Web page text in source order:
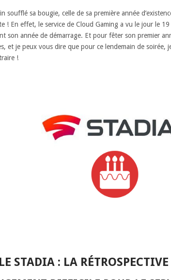
soufflé sa bougie, celle de sa première année
! En effet, le service de Cloud Gaming a vu le jour le
son année de démarrage. Et pour fêter son premier
et je peux vous dire que pour ce lendemain de soirée,
!
STADIA : LA RÉTROSPECTIVE